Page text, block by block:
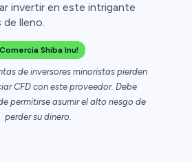
invertir en este intrigante
lleno.
Shiba Inu!
de inversores minoristas pierden
CFD con este proveedor. Debe
permitirse asumir el alto riesgo de
perder su dinero.